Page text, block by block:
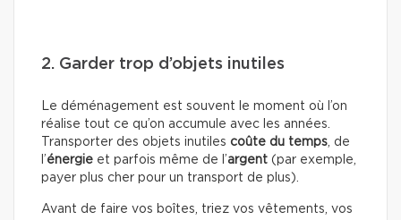
2. Garder trop d’objets inutiles
Le déménagement est souvent le moment où l’on
réalise tout ce qu’on accumule avec les années.
Transporter des objets inutiles coûte du temps, de
l’énergie et parfois même de l’argent (par exemple,
payer plus cher pour un transport de plus).
Avant de faire vos boîtes, triez vos vêtements, vos